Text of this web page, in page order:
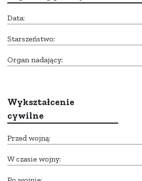
Data:
Starszeństwo:
Organ nadający:
Wykształcenie
cywilne
Przed wojną:
W czasie wojny: